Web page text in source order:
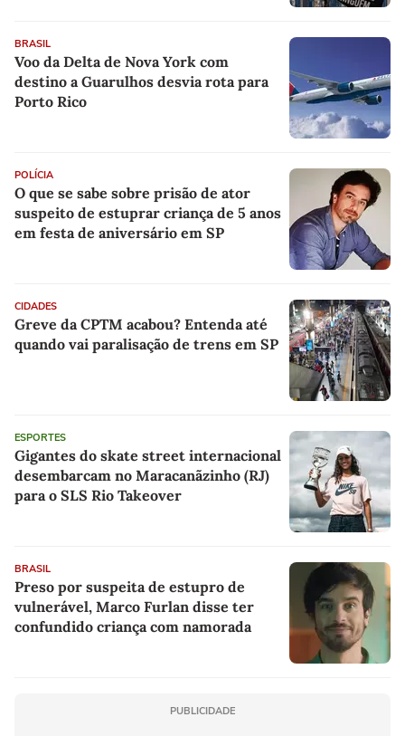
BRASIL
Voo da Delta de Nova York com
destino a Guarulhos desvia rota para
Porto Rico
POLÍCIA
O que se sabe sobre prisão de ator
suspeito de estuprar criança de 5 anos
em festa de aniversário em SP
CIDADES
Greve da CPTM acabou? Entenda até
quando vai paralisação de trens em SP
ESPORTES
Gigantes do skate street internacional
desembarcam no Maracanãzinho (RJ)
para o SLS Rio Takeover
BRASIL
Preso por suspeita de estupro de
vulnerável, Marco Furlan disse ter
confundido criança com namorada
PUBLICIDADE